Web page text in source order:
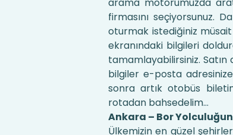
firmasını seçiyorsunuz.
oturmak istediğiniz
ekranındaki bilgileri
tamamlayabilirsiniz.
bilgiler e-posta
sonra artık otobüs
rotadan bahsedelim…
Ankara – Bor
Ülkemizin en güzel